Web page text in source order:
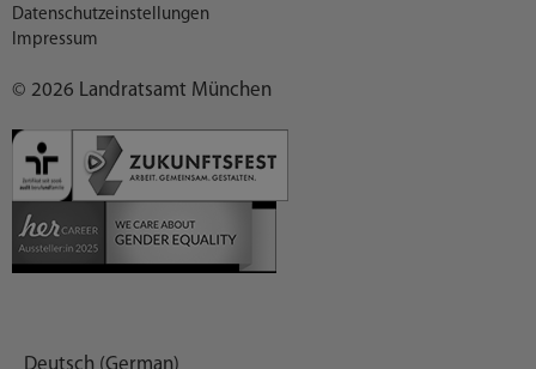
© 2026 Landratsamt München
Datenschutzeinstellungen
Impressum
Deutsch (German)